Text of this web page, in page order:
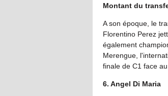
Montant du
A son époque, le
Florentino Perez
également
Merengue,
finale de C1 face
6. Angel Di Maria